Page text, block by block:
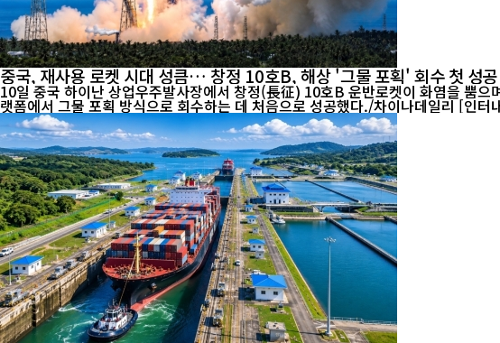
중국, 재사용 로켓 시대 성큼… 창정 10호B, 해상 '그물 포획' 회수 첫 성공
10일 중국 하이난 상업우주발사장에서 창정(長征) 10호B 운반로켓이 화염을 뿜
랫폼에서 그물 포획 방식으로 회수하는 데 처음으로